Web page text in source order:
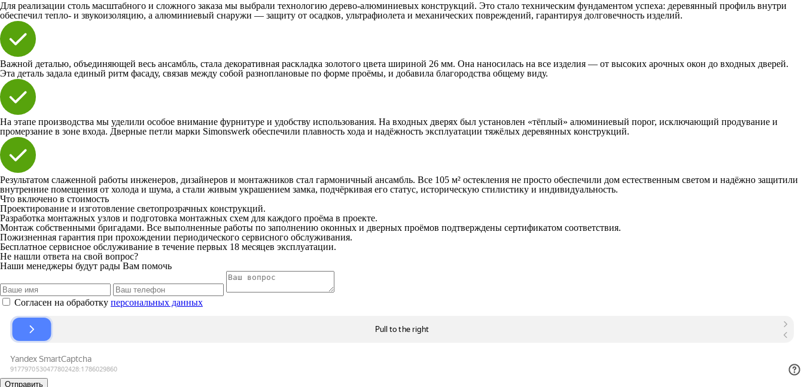
Для реализации столь масштабного и сложного заказа мы выбрали технологию дерево-алюминиевых конструкций. Это стало техническим фундаментом успеха: деревянный профиль внутри
обеспечил тепло- и звукоизоляцию, а алюминиевый снаружи — защиту от осадков, ультрафиолета и механических повреждений, гарантируя долговечность изделий.
Важной деталью, объединяющей весь ансамбль, стала декоративная раскладка золотого цвета шириной 26 мм. Она наносилась на все изделия — от высоких арочных окон до входных дверей.
Эта деталь задала единый ритм фасаду, связав между собой разноплановые по форме проёмы, и добавила благородства общему виду.
На этапе производства мы уделили особое внимание фурнитуре и удобству использования. На входных дверях был установлен «тёплый» алюминиевый порог, исключающий продувание и
промерзание в зоне входа. Дверные петли марки Simonswerk обеспечили плавность хода и надёжность эксплуатации тяжёлых деревянных конструкций.
Результатом слаженной работы инженеров, дизайнеров и монтажников стал гармоничный ансамбль. Все 105 м² остекления не просто обеспечили дом естественным светом и надёжно защитили
внутренние помещения от холода и шума, а стали живым украшением замка, подчёркивая его статус, историческую стилистику и индивидуальность.
Что включено в стоимость
Проектирование и изготовление светопрозрачных конструкций.
Разработка монтажных узлов и подготовка монтажных схем для каждого проёма в проекте.
Монтаж собственными бригадами. Все выполненные работы по заполнению оконных и дверных проёмов подтверждены сертификатом соответствия.
Пожизненная гарантия при прохождении периодического сервисного обслуживания.
Бесплатное сервисное обслуживание в течение первых 18 месяцев эксплуатации.
Не нашли ответа на свой вопрос?
Наши менеджеры будут рады Вам помочь
Согласен на обработку персональных данных
Отправить